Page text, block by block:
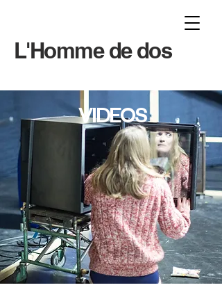
L'Homme de dos
VIDEOS